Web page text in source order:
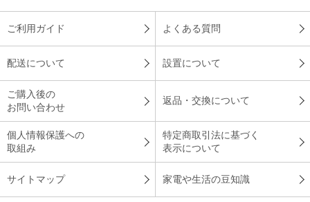
ご利用ガイド よくある質問
配送について 設置について
ご購入後の
お問い合わせ
返品・交換について
個人情報保護への
取組み
特定商取引法に基づく
表示について
サイトマップ 家電や生活の豆知識